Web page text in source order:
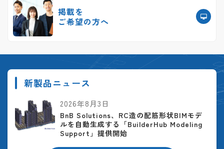
掲載を
ご希望の方へ
新製品ニュース
2026年8月3日
BnB Solutions、RC造の配筋形状BIMモデ
ルを自動生成する「BuilderHub Modeling
Support」提供開始